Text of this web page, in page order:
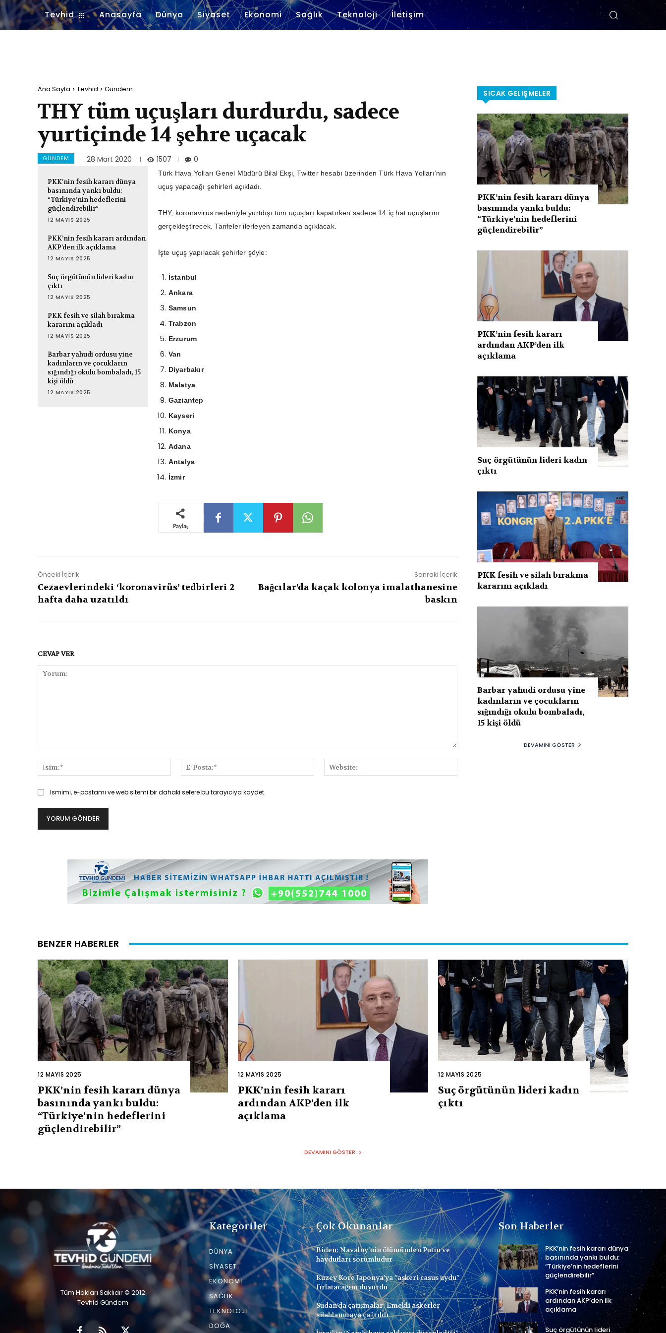
Tevhid Anasayfa Dünya Siyaset Ekonomi Sağlık Teknoloji İletişim
Ana Sayfa Tevhid Gündem
THY tüm uçuşları durdurdu, sadece
yurtiçinde 14 şehre uçacak
GÜNDEM 28 Mart 2020 1507 0
PKK’nin fesih kararı dünya
basınında yankı buldu:
“Türkiye’nin hedeflerini
güçlendirebilir”
12 MAYIS 2025
PKK’nin fesih kararı ardından
AKP’den ilk açıklama
12 MAYIS 2025
Suç örgütünün lideri kadın
çıktı
12 MAYIS 2025
PKK fesih ve silah bırakma
kararını açıkladı
12 MAYIS 2025
Barbar yahudi ordusu yine
kadınların ve çocukların
sığındığı okulu bombaladı, 15
kişi öldü
12 MAYIS 2025
Türk Hava Yolları Genel Müdürü Bilal Ekşi, Twitter hesabı üzerinden Türk Hava Yolları’nın
uçuş yapacağı şehirleri açıkladı.
THY, koronavirüs nedeniyle yurtdışı tüm uçuşları kapatırken sadece 14 iç hat uçuşlarını
gerçekleştirecek. Tarifeler ilerleyen zamanda açıklacak.
İşte uçuş yapılacak şehirler şöyle:
İstanbul
Ankara
Samsun
Trabzon
Erzurum
Van
Diyarbakır
Malatya
Gaziantep
Kayseri
Konya
Adana
Antalya
İzmir
Paylaş
Önceki İçerik
Cezaevlerindeki ‘koronavirüs’ tedbirleri 2
hafta daha uzatıldı
Sonraki İçerik
Bağcılar’da kaçak kolonya imalathanesine
baskın
CEVAP VER
İsim:*
Posta:*
Ismimi, e-postamı ve web sitemi bir dahaki sefere bu tarayıcıya kaydet.
SICAK GELIŞMELER
PKK’nin fesih kararı dünya
basınında yankı buldu:
“Türkiye’nin hedeflerini
güçlendirebilir”
PKK’nin fesih kararı
ardından AKP’den ilk
açıklama
Suç örgütünün lideri kadın
çıktı
PKK fesih ve silah bırakma
kararını açıkladı
Barbar yahudi ordusu yine
kadınların ve çocukların
sığındığı okulu bombaladı,
15 kişi öldü
DEVAMINI GÖSTER
BENZER HABERLER
12 MAYIS 2025
PKK’nin fesih kararı dünya
basınında yankı buldu:
“Türkiye’nin hedeflerini
güçlendirebilir”
12 MAYIS 2025
PKK’nin fesih kararı
ardından AKP’den ilk
açıklama
12 MAYIS 2025
Suç örgütünün lideri kadın
çıktı
DEVAMINI GÖSTER
Tüm Hakları Saklıdır © 2012
Tevhid Gündem
Kategoriler
DÜNYA
SIYASET
EKONOMI
SAĞLIK
TEKNOLOJI
DOĞA
Çok Okunanlar
Biden: Navalny’nin ölümünden Putin ve
haydutları sorumludur
Kuzey Kore Japonya’ya ”askeri casus uydu”
fırlatacağını duyurdu
Sudan’da çatışmalar: Emekli askerler
silahlanmaya çağrıldı
Son Haberler
PKK’nin fesih kararı dünya
basınında yankı buldu:
“Türkiye’nin hedeflerini
güçlendirebilir”
PKK’nin fesih kararı
ardından AKP’den ilk
açıklama
Suç örgütünün lideri